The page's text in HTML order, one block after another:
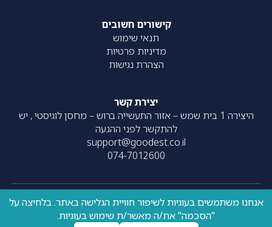
קישורים חשובים
תנאי שימוש
מדיניות פרטיות
הצהרת נגישות
יצירת קשר
היצירה 1 בית שמש – אזור התעשייה ברוש – מחסן לוגיסטי , יש
להתקשר לפני ההגעה
support@goodest.co.il
074-7012600
כל הזכויות שמורות – 2020- עוצב על ידיresolve| פותח על ידי
UpNext
אנחנו משתמשים בעוגיות לשיפור חוויית הגלישה באתר. בלחיצה על
"הסכמה" את/ה מאשר/ת שימוש בעוגיות.